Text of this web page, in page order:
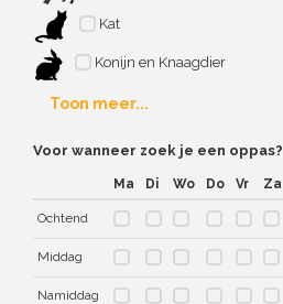
Kat
Konijn en Knaagdier
Toon meer...
Voor wanneer zoek je een oppas?
Ma Di Wo Do Vr Za
Ochtend
Middag
Namiddag